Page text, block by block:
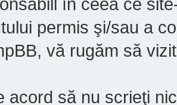
permis şi/sau a
vă rugăm să
acord să nu scrieţi